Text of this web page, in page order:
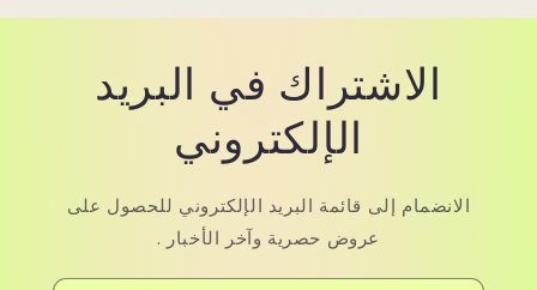
الاشتراك في البريد
الإلكتروني
الانضمام إلى قائمة البريد الإلكتروني للحصول على
عروض حصرية وآخر الأخبار .